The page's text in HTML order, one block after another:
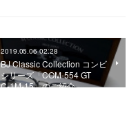
2019.05.06 02:28
BJ Classic Collection コンビ
シリーズ「COM-554 GT
C-1M-15」のご紹介。